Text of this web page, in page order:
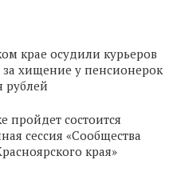
крае осудили курьеров
хищение у пенсионерок
рублей
пройдет состоится
сессия «Сообщества
края»